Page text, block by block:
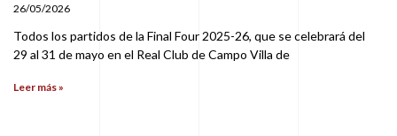
26/05/2026
Todos los partidos de la Final Four 2025-26, que se celebrará del
29 al 31 de mayo en el Real Club de Campo Villa de
Leer más »